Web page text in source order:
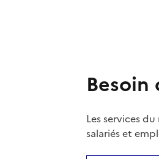
Les services
salariés et